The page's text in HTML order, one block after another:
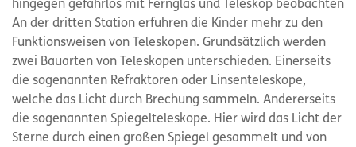
hingegen gefahrlos mit Fernglas und Teleskop beobachten
An der dritten Station erfuhren die Kinder mehr zu den
Funktionsweisen von Teleskopen. Grundsätzlich werden
zwei Bauarten von Teleskopen unterschieden. Einerseits
die sogenannten Refraktoren oder Linsenteleskope,
welche das Licht durch Brechung sammeln. Andererseits
die sogenannten Spiegelteleskope. Hier wird das Licht der
Sterne durch einen großen Spiegel gesammelt und von